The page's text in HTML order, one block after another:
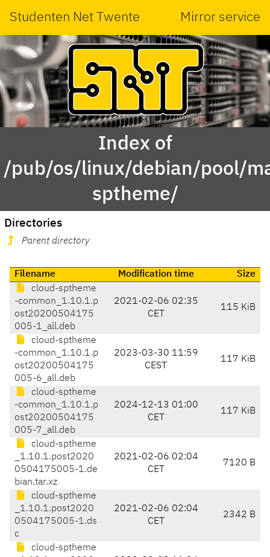
Studenten Net Twente Mirror service
Index of
/pub/os/linux/debian/pool/
sptheme/
Directories
Parent directory
Filename Modification time
Size
cloud-sptheme
-common_1.10.1.p
ost20200504175
005-1_all.deb
2021-02-06 02:35
CET
115 KiB
cloud-sptheme
-common_1.10.1.p
ost20200504175
005-6_all.deb
2023-03-30 11:59
CEST
117 KiB
cloud-sptheme
-common_1.10.1.p
ost20200504175
005-7_all.deb
2024-12-13 01:00
CET
117 KiB
cloud-sptheme
_1.10.1.post2020
0504175005-1.de
bian.tar.xz
2021-02-06 02:04
CET
7120 B
cloud-sptheme
_1.10.1.post2020
0504175005-1.ds
c
2021-02-06 02:04
CET
2342 B
cloud-sptheme